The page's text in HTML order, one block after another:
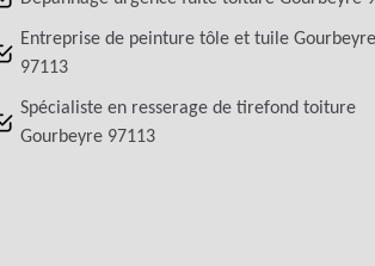
Entreprise de peinture tôle et tuile Gourbeyre
97113
Spécialiste en resserage de tirefond toiture
Gourbeyre 97113